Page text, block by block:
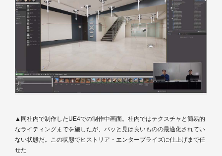
▲同社内で制作したUE4での制作中画面。社内ではテクスチャと簡易的
なライティングまでを施したが、パッと見は良いものの最適化されてい
ない状態だ。この状態でヒストリア・エンタープライズに仕上げまで任
せた